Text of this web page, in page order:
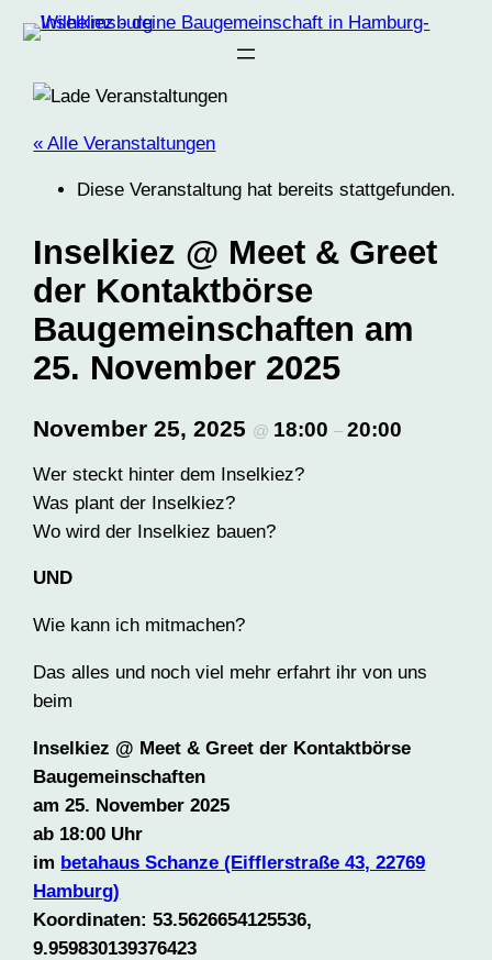
« Alle Veranstaltungen
Diese Veranstaltung hat bereits stattgefunden.
Inselkiez @ Meet & Greet
der Kontaktbörse
Baugemeinschaften am
25. November 2025
November 25, 2025 @ 18:00–20:00
Wer steckt hinter dem Inselkiez?
Was plant der Inselkiez?
Wo wird der Inselkiez bauen?
UND
Wie kann ich mitmachen?
Das alles und noch viel mehr erfahrt ihr von uns
beim
Inselkiez @ Meet & Greet der Kontaktbörse
Baugemeinschaften
am 25. November 2025
ab 18:00 Uhr
im betahaus Schanze (Eifflerstraße 43, 22769
Hamburg)
Koordinaten: 53.5626654125536,
9.959830139376423